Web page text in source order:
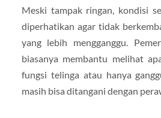
Meski tampak ringan, kondisi
diperhatikan agar tidak
yang lebih mengganggu.
biasanya membantu melihat
fungsi telinga atau hanya
masih bisa ditangani dengan